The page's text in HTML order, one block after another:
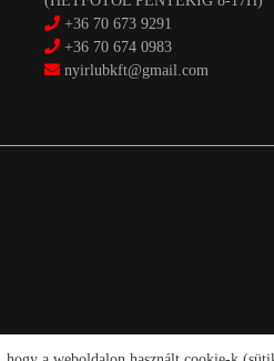
+36 70 673 9291
+36 70 674 0983
nyirlubkft@gmail.com